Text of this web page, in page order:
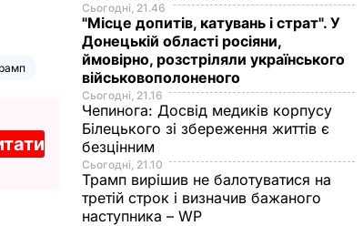
Сьогодні, 21.46
"Місце допитів, катувань і страт". У
Донецькій області росіяни,
ймовірно, розстріляли українського
військовополоненого
Сьогодні, 21.16
Чепинога: Досвід медиків корпусу
Білецького зі збереження життів є
безцінним
Сьогодні, 21.10
Трамп вирішив не балотуватися на
третій строк і визначив бажаного
наступника – WP